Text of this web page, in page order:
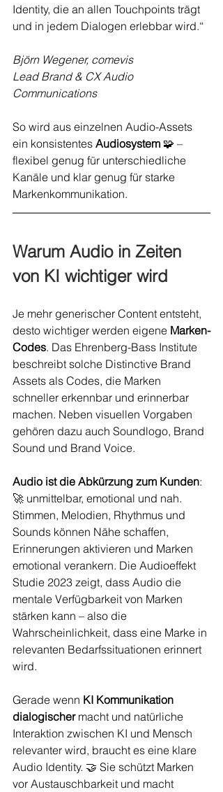
Identity, die an allen Touchpoints trägt
und in jedem Dialogen erlebbar wird.“
Björn Wegener, comevis
Lead Brand & CX Audio
Communications
So wird aus einzelnen Audio-Assets
ein konsistentes Audiosystem 🧩 –
flexibel genug für unterschiedliche
Kanäle und klar genug für starke
Markenkommunikation.
Warum Audio in Zeiten
von KI wichtiger wird
Je mehr generischer Content entsteht,
desto wichtiger werden eigene Marken-
Codes. Das Ehrenberg-Bass Institute
beschreibt solche Distinctive Brand
Assets als Codes, die Marken
schneller erkennbar und erinnerbar
machen. Neben visuellen Vorgaben
gehören dazu auch Soundlogo, Brand
Sound und Brand Voice.
Audio ist die Abkürzung zum Kunden:
🚀 unmittelbar, emotional und nah.
Stimmen, Melodien, Rhythmus und
Sounds können Nähe schaffen,
Erinnerungen aktivieren und Marken
emotional verankern. Die Audioeffekt
Studie 2023 zeigt, dass Audio die
mentale Verfügbarkeit von Marken
stärken kann – also die
Wahrscheinlichkeit, dass eine Marke in
relevanten Bedarfssituationen erinnert
wird.
Gerade wenn KI Kommunikation
dialogischer macht und natürliche
Interaktion zwischen KI und Mensch
relevanter wird, braucht es eine klare
Audio Identity. 🤝 Sie schützt Marken
vor Austauschbarkeit und macht